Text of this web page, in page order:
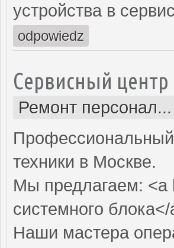
устройства в
odpowiedz
Сервисный центр
Ремонт
техники в Москве.
Мы предлагаем: <a
системного блока</
Наши мастера